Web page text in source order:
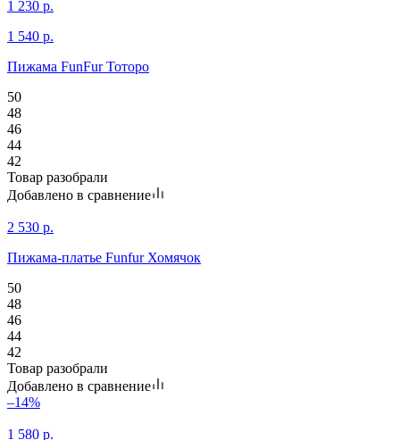
1 230 р.
1 540 р.
Пижама FunFur Тоторо
50
48
46
44
42
Товар разобрали
Добавлено в сравнение
2 530 р.
Пижама-платье Funfur Хомячок
50
48
46
44
42
Товар разобрали
Добавлено в сравнение
–14%
1 580 р.